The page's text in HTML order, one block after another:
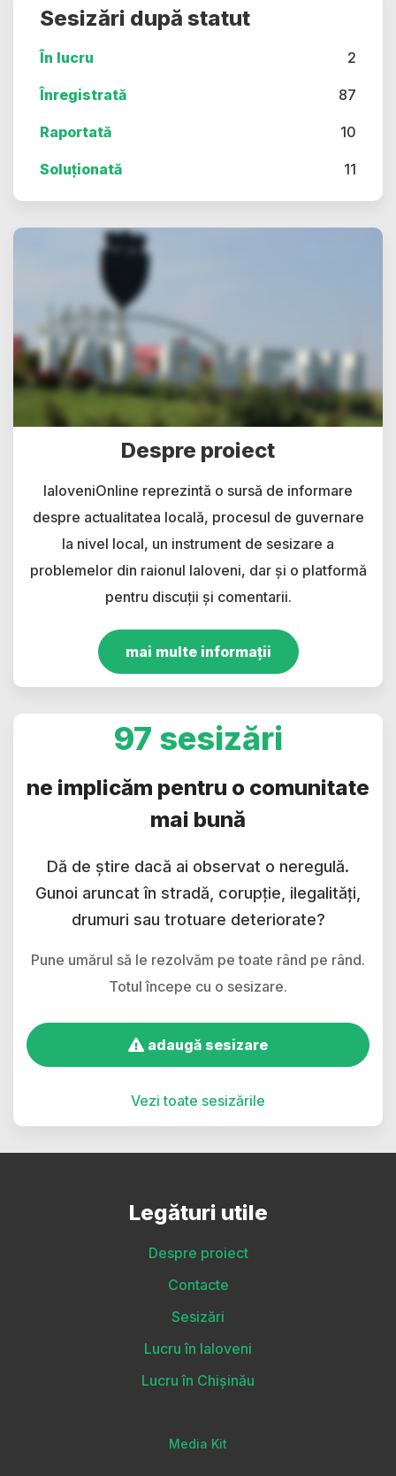
Sesizări după statut
În lucru 2
Înregistrată 87
Raportată 10
Soluționată 11
Despre proiect
IaloveniOnline reprezintă o sursă de informare
despre actualitatea locală, procesul de guvernare
la nivel local, un instrument de sesizare a
problemelor din raionul Ialoveni, dar și o platformă
pentru discuții și comentarii.
mai multe informații
97 sesizări
ne implicăm pentru o comunitate
mai bună
Dă de știre dacă ai observat o neregulă.
Gunoi aruncat în stradă, corupție, ilegalități,
drumuri sau trotuare deteriorate?
Pune umărul să le rezolvăm pe toate rând pe rând.
Totul începe cu o sesizare.
adaugă sesizare
Vezi toate sesizările
Legături utile
Despre proiect
Contacte
Sesizări
Lucru în Ialoveni
Lucru în Chișinău
Media Kit